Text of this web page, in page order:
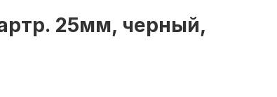
25мм, черный,